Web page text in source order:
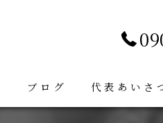
ブログ 代表あいさ